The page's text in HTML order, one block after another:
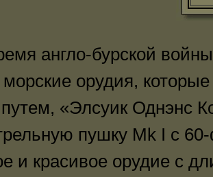
англо-бурской
орудия,
«Элсуик Однэнс
пушку Mk I с
и красивое орудие с